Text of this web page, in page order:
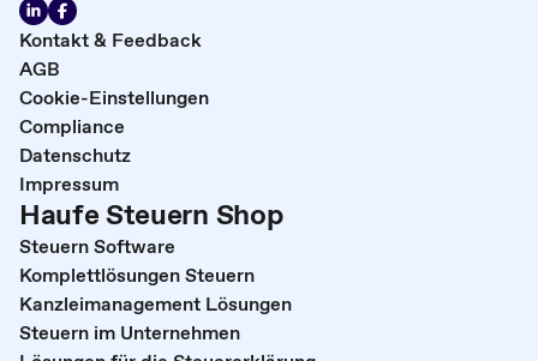
Kontakt & Feedback
AGB
Cookie-Einstellungen
Compliance
Datenschutz
Impressum
Haufe Steuern Shop
Steuern Software
Komplettlösungen Steuern
Kanzleimanagement Lösungen
Steuern im Unternehmen